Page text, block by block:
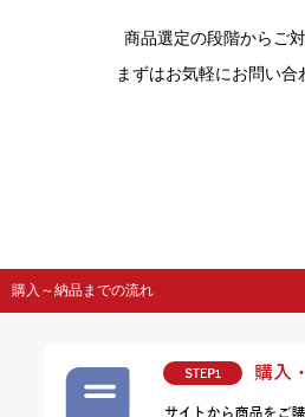
商品選定の段階からご
まずはお気軽にお問い合
購入～納品までの流れ